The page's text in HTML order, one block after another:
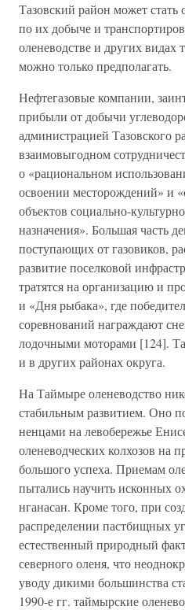
Тазовский район может
по их добыче и
оленеводстве и других видах
можно только предполагать.
Нефтегазовые компании,
прибыли от добычи
администрацией Тазовского
взаимовыгодном
о «рациональном
освоении месторождений» и
объектов социально-
назначения». Большая часть
поступающих от газовиков,
развитие поселковой
тратятся на организацию и
и «Дня рыбака», где
соревнований награждают
лодочными моторами [124].
и в других районах округа.
На Таймыре оленеводство
стабильным развитием. Оно
ненцами на левобережье
оленеводческих колхозов на
большого успеха. Приемам
пытались научить исконных
нганасан. Кроме того, при
распределении пастбищных
естественный природный
северного оленя, что
уводу дикими большинства
1990-е гг. таймырские